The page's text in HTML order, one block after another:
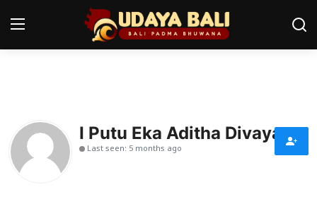
Pura
Desa Adat
I Putu Eka Aditha Divayana
Last seen: 5 months ago